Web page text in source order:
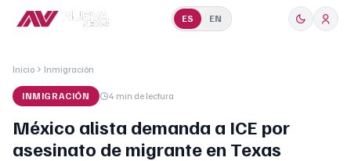
ES EN
Inicio Inmigración
INMIGRACIÓN 4 min de lectura
México alista demanda a ICE por
asesinato de migrante en Texas